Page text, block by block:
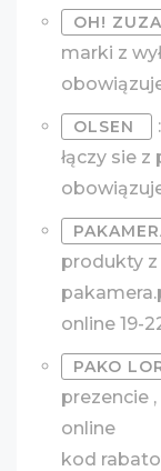
OH! ZUZA
marki z
OLSEN
łączy sie
produkty z
online 19-
PAKO
prezencie
online
kod